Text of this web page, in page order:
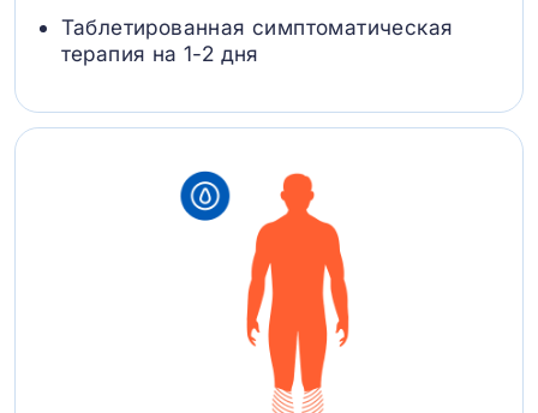
Таблетированная симптоматическая
терапия на 1-2 дня